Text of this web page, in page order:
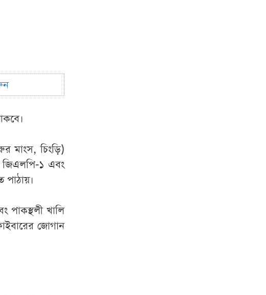
মাংস, চিংড়ি)
জিএলপি-১ এবং
খালি
জোগান